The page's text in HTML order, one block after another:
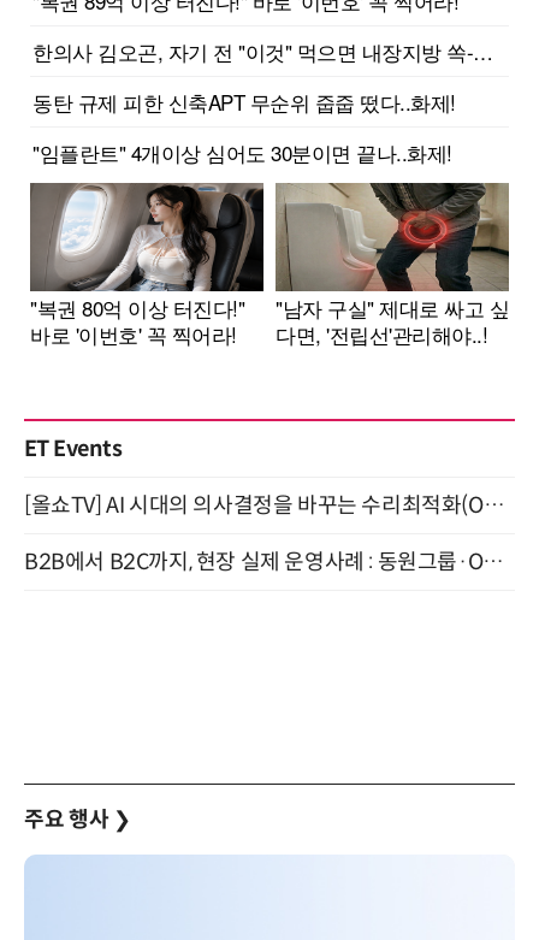
ET Events
[올쇼TV] AI 시대의 의사결정을 바꾸는 수리최적화(Optimization) 소개 (8/20 생방송)
B2B에서 B2C까지, 현장 실제 운영사례 : 동원그룹·OCI·다이닝브랜즈그룹·당근 (8/27)
주요 행사 ❯